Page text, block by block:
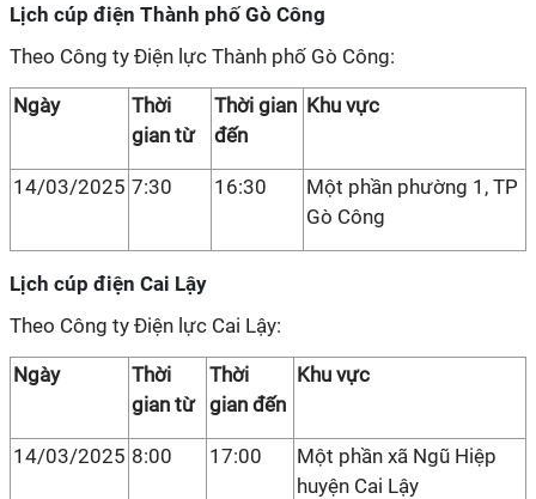
Lịch cúp điện Thành phố Gò Công
Theo Công ty Điện lực Thành phố Gò Công:
Ngày
Thời
gian từ
Thời gian
đến
Khu vực
14/03/2025 7:30 16:30
Một phần phường 1, TP
Gò Công
Lịch cúp điện Cai Lậy
Theo Công ty Điện lực Cai Lậy:
Ngày
Thời
gian từ
Thời
gian đến
Khu vực
14/03/2025 8:00 17:00
Một phần xã Ngũ Hiệp
huyện Cai Lậy